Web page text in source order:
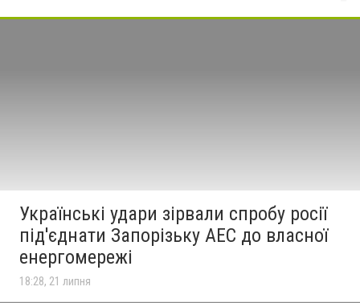
Українські удари зірвали спробу росії
під'єднати Запорізьку АЕС до власної
енергомережі
18:28, 21 липня